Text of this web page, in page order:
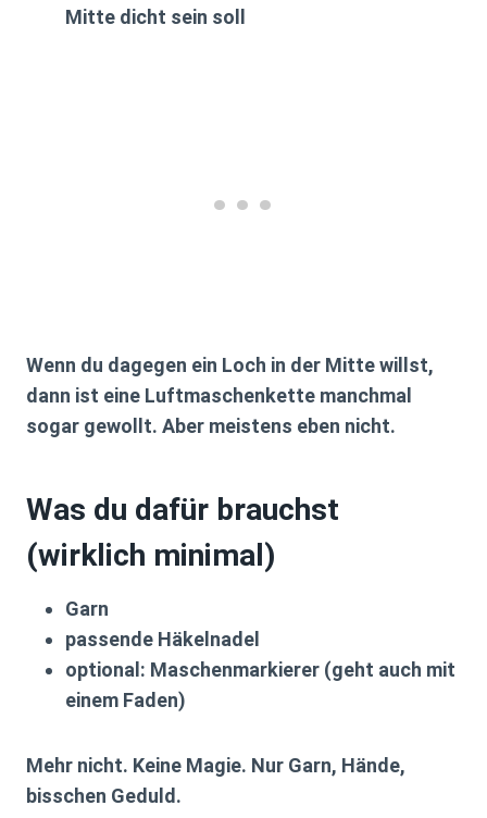
Mitte dicht sein soll
Wenn du dagegen ein Loch in der Mitte willst,
dann ist eine Luftmaschenkette manchmal
sogar gewollt. Aber meistens eben nicht.
Was du dafür brauchst
(wirklich minimal)
Garn
passende Häkelnadel
optional: Maschenmarkierer (geht auch mit
einem Faden)
Mehr nicht. Keine Magie. Nur Garn, Hände,
bisschen Geduld.